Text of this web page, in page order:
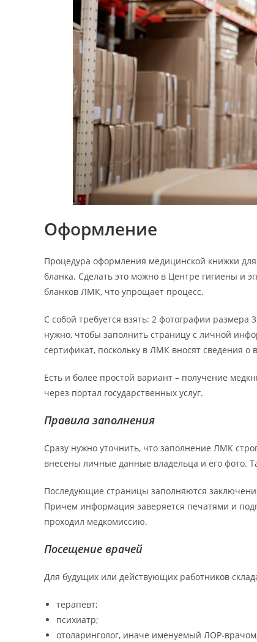
Оформление
Процедура оформления медицинской книжки
бланка. Сделать это можно в Центре гигиены и
бланков ЛМК, что упрощает процесс.
С собой требуется взять: 2 фотографии
нужно, чтобы заполнить страницу с личной
сертификат, поскольку в ЛМК вносят сведения о
Есть и более простой вариант – получение
через портал государственных услуг.
Правила заполнения
Сразу нужно уточнить, что заполнение ЛМК
внесены личные данные владельца и его фото.
Последующие страницы заполняются
Причем информация заверяется печатями и
проходил медкомиссию.
Посещение врачей
Для будущих или действующих работников
терапевт;
психиатр;
отоларинголог, иначе именуемый ЛОР-